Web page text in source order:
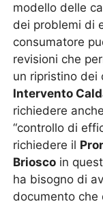
modello delle
dei problemi di
consumatore
revisioni che
un ripristino dei
Intervento
richiedere
“controllo di
richiedere il
Briosco in
ha bisogno di
documento che